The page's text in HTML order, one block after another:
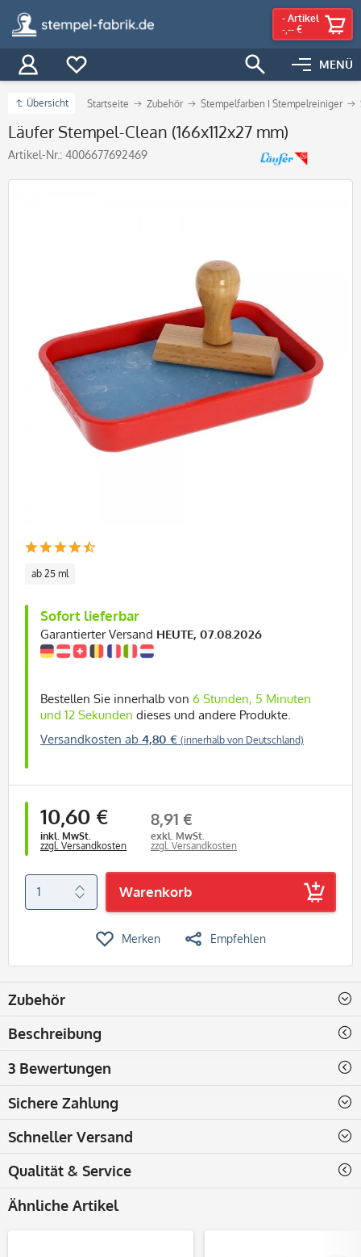
MENÜ
- Artikel
-,-- €
Übersicht Startseite Zubehör Stempelfarben I Stempelreiniger
Läufer Stempel-Clean (166x112x27 mm)
Artikel-Nr.: 4006677692469
ab 25 ml
Sofort lieferbar
Garantierter Versand HEUTE, 07.08.2026
Bestellen Sie innerhalb von 6 Stunden, 5 Minuten
und 11 Sekundendieses und andere Produkte.
Versandkosten ab 4,80 € (innerhalb von Deutschland)
10,60 €
inkl. MwSt.
zzgl. Versandkosten
8,91 €
exkl. MwSt.
zzgl. Versandkosten
Warenkorb
Merken Empfehlen
Zubehör
Beschreibung
3 Bewertungen
Sichere Zahlung
Schneller Versand
Qualität & Service
Ähnliche Artikel